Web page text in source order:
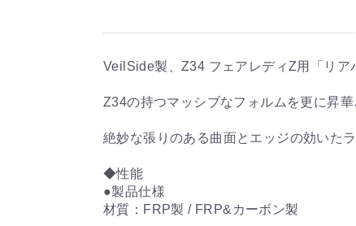
VeilSide製、Z34 フェアレディZ用「リア
Z34の持つマッシブなフォルムを更に昇
絶妙な張りのある曲面とエッジの効いた
◆性能
●製品仕様
材質：FRP製 / FRP&カーボン製